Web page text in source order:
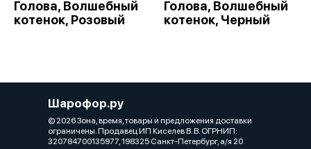
Голова, Волшебный
котенок, Розовый
Голова, Волшебный
котенок, Черный
Шарофор.ру
© 2026 Зона, время, товары и предложения доставки
ограничены. Продавец ИП Киселев В. В. ОГРНИП:
320784700135977, 198325 Санкт-Петербург, а/я 20